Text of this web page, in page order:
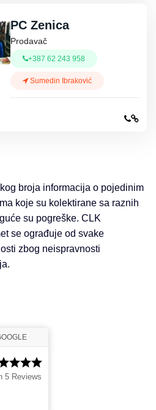
PC Zenica
Prodavač
+387 62 243 958
Sumedin Ibraković
broja informacija o pojedinim
koje su kolektirane sa raznih
su pogreške. CLK
se ograđuje od svake
zbog neispravnosti
5 Reviews